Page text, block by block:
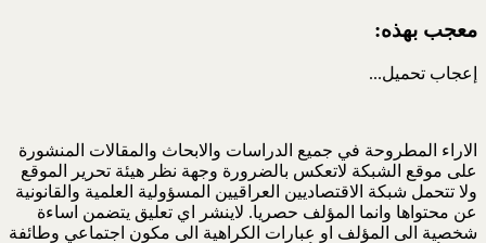
معجب بهذه:
إعجاب تحميل...
الاراء المطروحة في جميع الدراسات والابحاث والمقالات المنشورة
على موقع الشبكة لاتعكس بالضرورة وجهة نظر هيئة تحرير الموقع
ولا تتحمل شبكة الاقتصاديين العراقيين المسؤولية العلمية والقانونية
عن محتواها وانما المؤلف حصريا. لاينشر اي تعليق يتضمن اساءة
شخصية الى المؤلف او عبارات الكراهية الى مكون اجتماعي وطائفة